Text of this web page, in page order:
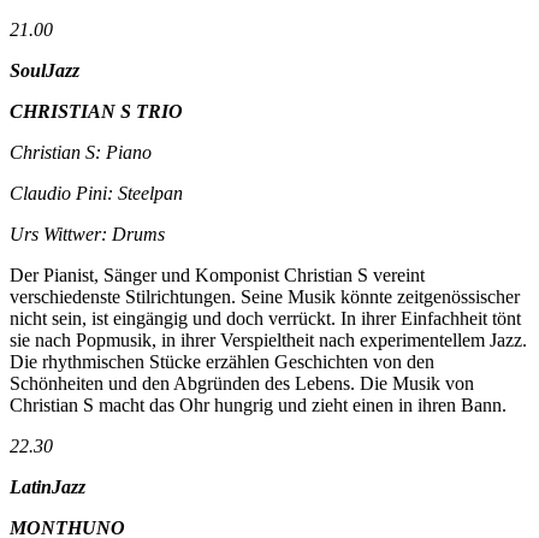
21.00
SoulJazz
CHRISTIAN S TRIO
Christian S: Piano
Claudio Pini: Steelpan
Urs Wittwer: Drums
Der Pianist, Sänger und Komponist Christian S vereint
verschiedenste Stilrichtungen. Seine Musik könnte zeitgenössischer
nicht sein, ist eingängig und doch verrückt. In ihrer Einfachheit tönt
sie nach Popmusik, in ihrer Verspieltheit nach experimentellem Jazz.
Die rhythmischen Stücke erzählen Geschichten von den
Schönheiten und den Abgründen des Lebens. Die Musik von
Christian S macht das Ohr hungrig und zieht einen in ihren Bann.
22.30
LatinJazz
MONTHUNO